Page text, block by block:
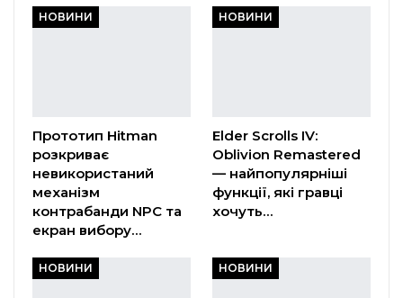
НОВИНИ
Прототип Hitman
розкриває
невикористаний
механізм
контрабанди NPC та
екран вибору…
НОВИНИ
Elder Scrolls IV:
Oblivion Remastered
— найпопулярніші
функції, які гравці
хочуть…
НОВИНИ НОВИНИ